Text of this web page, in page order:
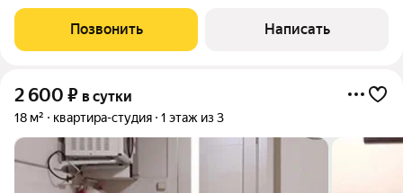
любое время, даже ночью
Позвонить Написать
2 600 ₽ в сутки
18 м² квартира-студия 1 этаж из 3